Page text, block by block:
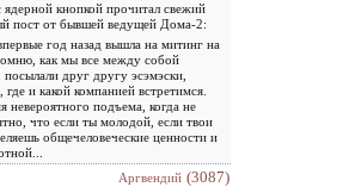
ядерной кнопкой прочитал свежий
пост от бывшей ведущей Дома-2:
год назад вышла на митинг на
как мы все между собой
посылали друг другу эсэмэски,
где и какой компанией встретимся.
невероятного подъема, когда не
что если ты молодой, если твои
общечеловеческие ценности и
Аргвендий (3087)